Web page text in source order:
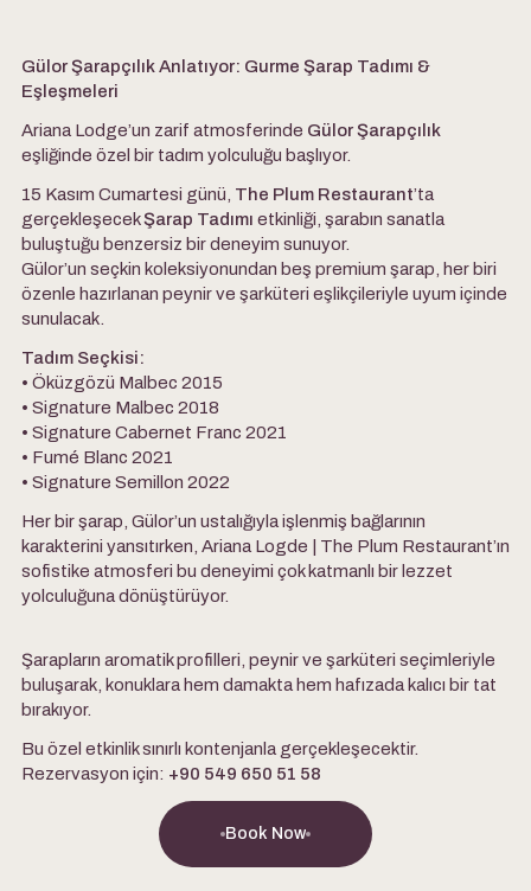
Gülor Şarapçılık Anlatıyor: Gurme Şarap Tadımı &
Eşleşmeleri
Ariana Lodge’un zarif atmosferinde Gülor Şarapçılık
eşliğinde özel bir tadım yolculuğu başlıyor.
15 Kasım Cumartesi günü, The Plum Restaurant’ta
gerçekleşecekŞarap Tadımı etkinliği, şarabın sanatla
buluştuğu benzersiz bir deneyim sunuyor.
Gülor’un seçkin koleksiyonundan beş premium şarap, her biri
özenle hazırlanan peynir ve şarküteri eşlikçileriyle uyum içinde
sunulacak.
Tadım Seçkisi:
• Öküzgözü Malbec 2015
• Signature Malbec 2018
• Signature Cabernet Franc 2021
• Fumé Blanc 2021
• Signature Semillon 2022
Her bir şarap, Gülor’un ustalığıyla işlenmiş bağlarının
karakterini yansıtırken, Ariana Logde | The Plum Restaurant’ın
sofistike atmosferi bu deneyimi çok katmanlı bir lezzet
yolculuğuna dönüştürüyor.
Şarapların aromatik profilleri, peynir ve şarküteri seçimleriyle
buluşarak, konuklara hem damakta hem hafızada kalıcı bir tat
bırakıyor.
Bu özel etkinlik sınırlı kontenjanla gerçekleşecektir.
Rezervasyon için: +90 549 650 51 58
Book Now